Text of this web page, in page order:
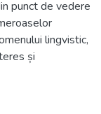
punct de vedere
lingvistic,
și